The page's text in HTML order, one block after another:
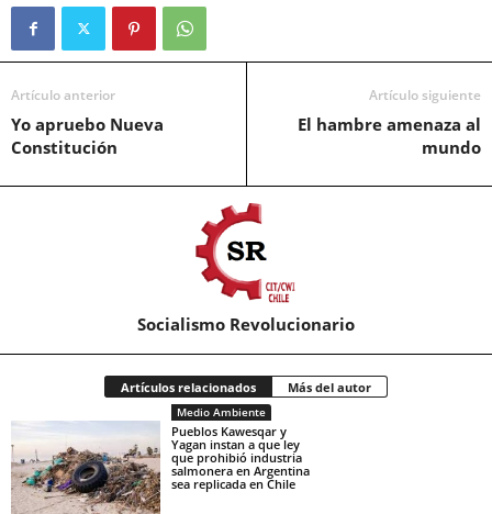
Artículo anterior
Yo apruebo Nueva
Constitución
Artículo siguiente
El hambre amenaza al
mundo
Socialismo Revolucionario
Artículos relacionados Más del autor
Medio Ambiente
Pueblos Kawesqar y
Yagan instan a que ley
que prohibió industria
salmonera en Argentina
sea replicada en Chile